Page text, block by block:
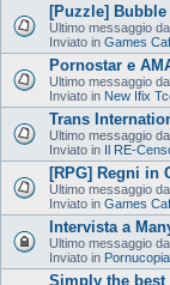
[Puzzle] Bubble
Ultimo messaggio da
Inviato in Games
Pornostar e
Ultimo messaggio da
Inviato in New Ifix
Trans
Ultimo messaggio da
Inviato in Il RE-
[RPG] Regni in
Ultimo messaggio da
Inviato in Games
Intervista a
Ultimo messaggio da
Inviato in Pornucopia
Simply the best